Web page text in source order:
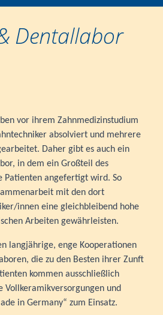
Dentallabor
vor ihrem Zahnmedizinstudium
absolviert und mehrere
Daher gibt es auch ein
in dem ein Großteil des
Patienten angefertigt wird. So
mit den dort
innen eine gleichbleibend hohe
Arbeiten gewährleisten.
langjährige, enge Kooperationen
die zu den Besten ihrer Zunft
kommen ausschließlich
und
in Germany“ zum Einsatz.